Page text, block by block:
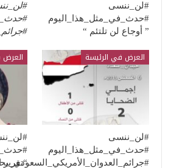
#لن_ننسى
#حدث_في_مثل_هذا_اليوم
” أوجاع لن تلتئم “
العرض في الرئيسة
#لن_ننسى
#حدث_في_مثل_هذا_اليوم
العرض